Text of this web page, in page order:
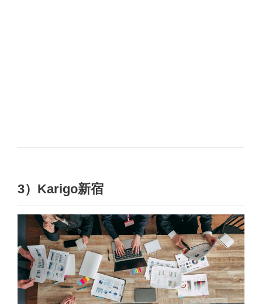
3）Karigo新宿